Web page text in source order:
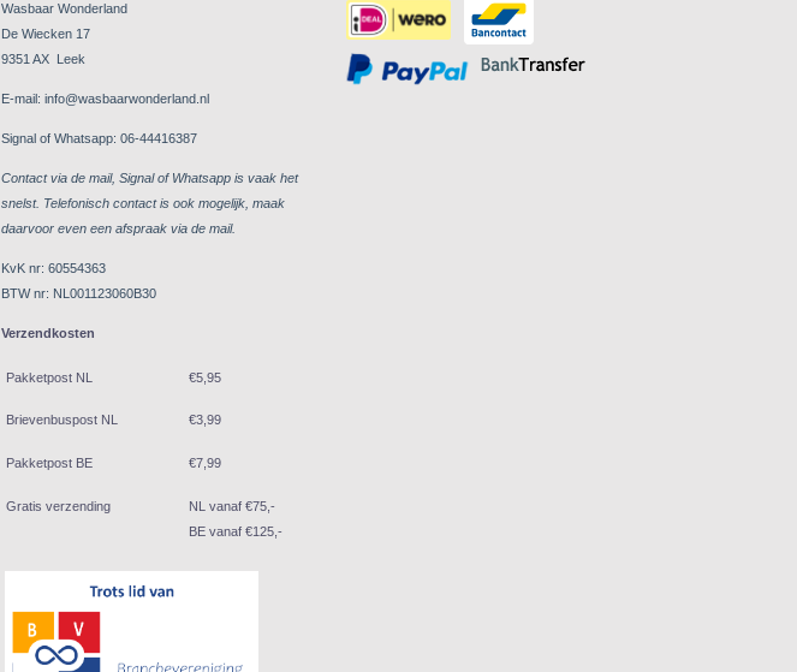
Wasbaar Wonderland
De Wiecken 17
9351 AX Leek
E-mail: info@wasbaarwonderland.nl
Signal of Whatsapp: 06-44416387
Contact via de mail, Signal of Whatsapp is vaak het
snelst. Telefonisch contact is ook mogelijk, maak
daarvoor even een afspraak via de mail.
KvK nr: 60554363
BTW nr: NL001123060B30
Verzendkosten
Pakketpost NL €5,95
Brievenbuspost NL €3,99
Pakketpost BE €7,99
Gratis verzending
NL vanaf €75,-
BE vanaf €125,-